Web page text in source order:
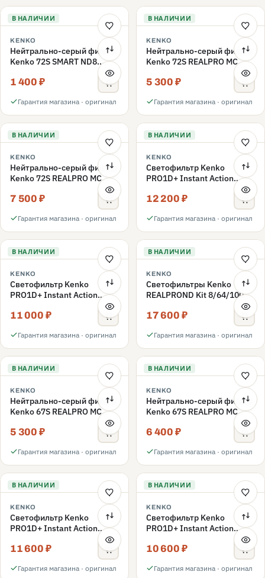
В НАЛИЧИИ
KENKO
Нейтрально-серый фильтр
Kenko 72S SMART ND8
1 400 ₽
Гарантия магазина · оригинал
В НАЛИЧИИ
KENKO
Нейтрально-серый фильтр
Kenko 72S REALPRO MC
5 300 ₽
Гарантия магазина · оригинал
В НАЛИЧИИ
KENKO
Нейтрально-серый фильтр
Kenko 72S REALPRO MC
7 500 ₽
Гарантия магазина · оригинал
В НАЛИЧИИ
KENKO
Светофильтр Kenko
PRO1D+ Instant Action
Variable NDX3-450+C-PLS
переменной плотности
12 200 ₽
Гарантия магазина · оригинал
В НАЛИЧИИ
KENKO
Светофильтр Kenko
PRO1D+ Instant Action
Variable NDX3-450+C-PL
переменной плотности
11 000 ₽
Гарантия магазина · оригинал
В НАЛИЧИИ
KENKO
Светофильтры Kenko
REALPROND Kit 8/64/1000
17 600 ₽
Гарантия магазина · оригинал
В НАЛИЧИИ
KENKO
Нейтрально-серый фильтр
Kenko 67S REALPRO MC
5 300 ₽
Гарантия магазина · оригинал
В НАЛИЧИИ
KENKO
Нейтрально-серый фильтр
Kenko 67S REALPRO MC
6 400 ₽
Гарантия магазина · оригинал
В НАЛИЧИИ
KENKO
Светофильтр Kenko
PRO1D+ Instant Action
Variable NDX3-450+C-PLS
переменной плотности
11 600 ₽
Гарантия магазина · оригинал
В НАЛИЧИИ
KENKO
Светофильтр Kenko
PRO1D+ Instant Action
Variable NDX3-450+C-PL
переменной плотности
10 600 ₽
Гарантия магазина · оригинал